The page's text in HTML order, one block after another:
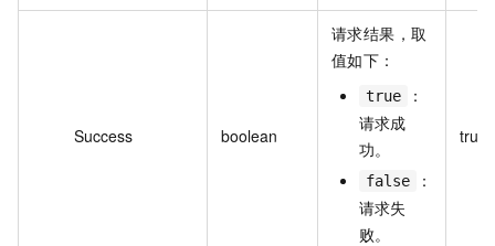
Success boolean
请求结果，取
值如下：
true
：
请求成
功。
false
：
请求失
败。
true